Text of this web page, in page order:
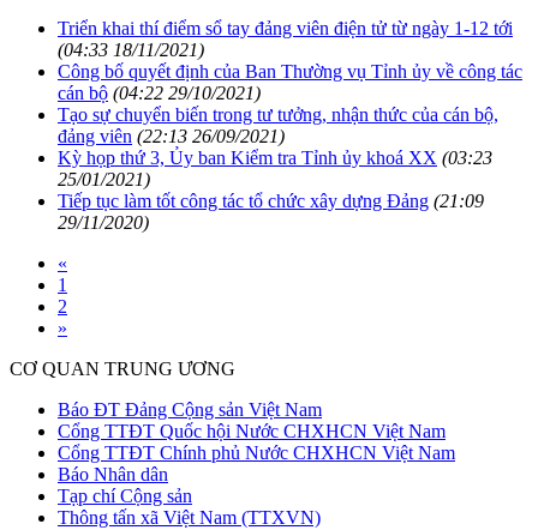
Triển khai thí điểm sổ tay đảng viên điện tử từ ngày 1-12 tới
(04:33 18/11/2021)
Công bố quyết định của Ban Thường vụ Tỉnh ủy về công tác
cán bộ (04:22 29/10/2021)
Tạo sự chuyển biến trong tư tưởng, nhận thức của cán bộ,
đảng viên (22:13 26/09/2021)
Kỳ họp thứ 3, Ủy ban Kiểm tra Tỉnh ủy khoá XX (03:23
25/01/2021)
Tiếp tục làm tốt công tác tổ chức xây dựng Đảng (21:09
29/11/2020)
«
1
2
»
CƠ QUAN TRUNG ƯƠNG
Báo ĐT Đảng Cộng sản Việt Nam
Cổng TTĐT Quốc hội Nước CHXHCN Việt Nam
Cổng TTĐT Chính phủ Nước CHXHCN Việt Nam
Báo Nhân dân
Tạp chí Cộng sản
Thông tấn xã Việt Nam (TTXVN)